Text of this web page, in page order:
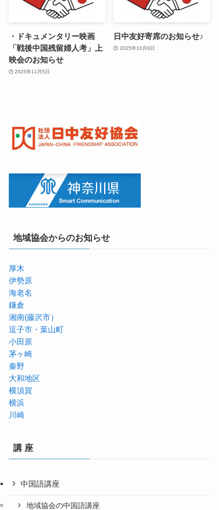
・ドキュメンタリー映画
「戦後中国残留婦人考」上
映会のお知らせ
2025年11月5日
日中友好寄席のお知らせ♪
2025年10月8日
地域協会からのお知らせ
厚木
伊勢原
海老名
鎌倉
湘南(藤沢市）
逗子市・葉山町
小田原
茅ヶ崎
秦野
大和地区
横須賀
横浜
川崎
講 座
中国語講座
地域協会の中国語講座